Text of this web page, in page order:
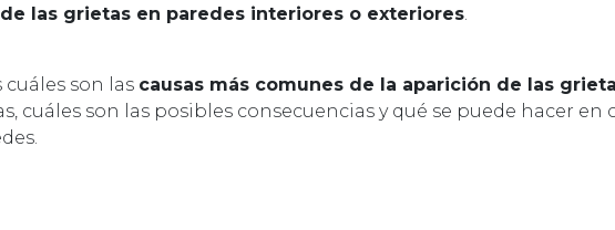
de las grietas en paredes interiores o exteriores.
cuáles son las causas más comunes de la aparición de las
cuáles son las posibles consecuencias y qué se puede hacer